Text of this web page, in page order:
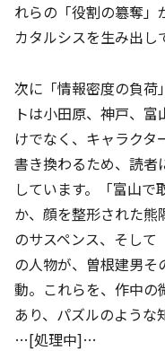
れらの「役割の簒奪
カタルシスを生み出し
次に「情報密度の負荷
トは小田原、神戸、
けでなく、キャラクタ
書き換わるため、読者
しています。「富山
か、顔を整形された
のサスペンス、そして
の人物が、曽根建男そ
動。これらを、作中の
あり、パズルのような
…[処理中]…